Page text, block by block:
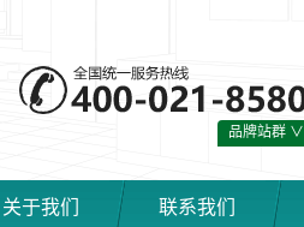
品牌站群 ∨
关于我们 联系我们